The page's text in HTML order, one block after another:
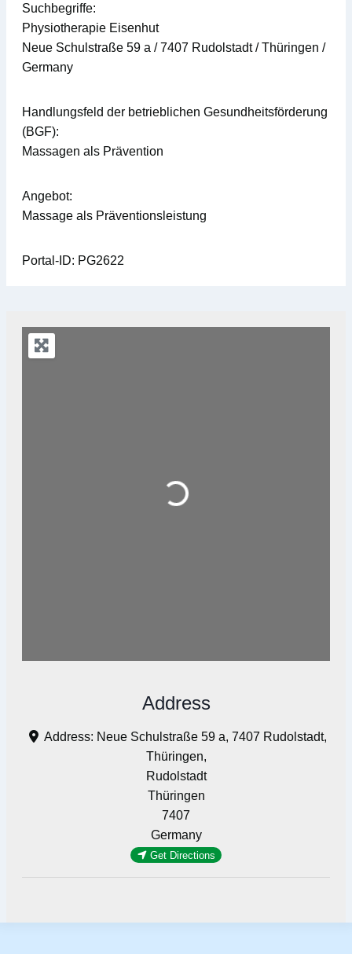
Suchbegriffe:
Physiotherapie Eisenhut
Neue Schulstraße 59 a / 7407 Rudolstadt / Thüringen /
Germany
Handlungsfeld der betrieblichen Gesundheitsförderung
(BGF):
Massagen als Prävention
Angebot:
Massage als Präventionsleistung
Portal-ID: PG2622
Loading...
Address
Address: Neue Schulstraße 59 a, 7407 Rudolstadt,
Thüringen,
Rudolstadt
Thüringen
7407
Germany
Get Directions